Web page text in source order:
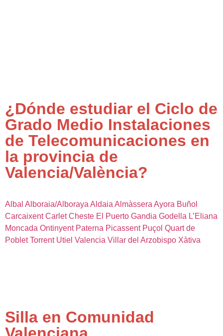
¿Dónde estudiar el Ciclo de
Grado Medio Instalaciones
de Telecomunicaciones en
la provincia de
Valencia/València?
Albal Alboraia/Alboraya Aldaia Almàssera Ayora Buñol
Carcaixent Carlet Cheste El Puerto Gandia Godella L’Eliana
Moncada Ontinyent Paterna Picassent Puçol Quart de
Poblet Torrent Utiel Valencia Villar del Arzobispo Xàtiva
Silla en Comunidad